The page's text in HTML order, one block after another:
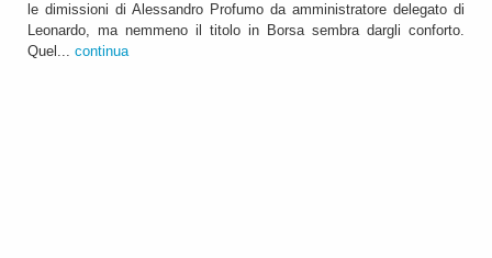
le dimissioni di Alessandro Profumo da amministratore delegato di
Leonardo, ma nemmeno il titolo in Borsa sembra dargli conforto.
Quel... continua